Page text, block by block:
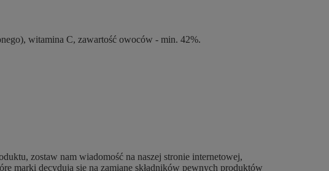
witamina C, zawartość owoców - min. 42%.
zostaw nam wiadomość na naszej stronie internetowej,
marki decydują się na zamianę składników pewnych produktów